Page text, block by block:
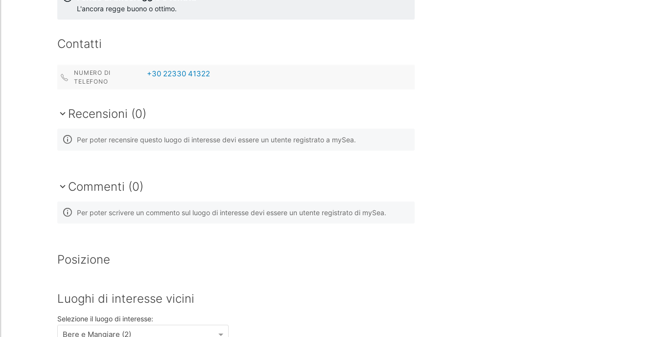
L'ancora regge buono o ottimo.
Contatti
NUMERO DI
TELEFONO
+30 22330 41322
Recensioni (0)
Per poter recensire questo luogo di interesse devi essere un utente registrato a mySea.
Commenti (0)
Per poter scrivere un commento sul luogo di interesse devi essere un utente registrato di mySea.
Posizione
Luoghi di interesse vicini
Selezione il luogo di interesse:
Bere e Mangiare (2)